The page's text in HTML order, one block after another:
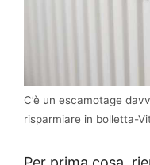
C’è un escamotage
risparmiare in bolletta-